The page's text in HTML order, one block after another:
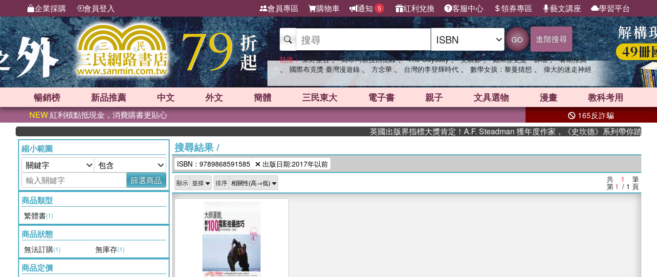
企業採購 會員登入 會員專區 購物車 通知 5 紅利兌換 客服中心 領券專區 藝文講座 學習平台
GO 進階搜尋
熱搜： 東野圭吾 、 高希均教授回憶錄 、 The Odyssey 、 父親節 、 如果歷史是一群喵 、 暑期推薦
、 國際布克獎 臺灣漫遊錄 、 方念華 、 台灣的李登輝時代 、 數學女孩：黎曼猜想 、 偉大的迷走神經
暢銷榜 新品推薦 中文 外文 簡體 三民東大 電子書 親子 文具選物 漫畫 教科考用
NEW紅利積點抵現金，消費購書更貼心 165反詐騙
英國出版界指標大獎肯定！A.F. Steadman 獲年度作家，《史坎德》系列帶你踏上熱血
縮小範圍
篩選商品
商品類型
繁體書(1)
商品狀態
無法訂購(1) 無庫存(1)
商品定價
搜尋結果/
ISBN：9789868591585 出版日期:2017年以前
顯示 排序 共 1 筆
第 1 / 1 頁